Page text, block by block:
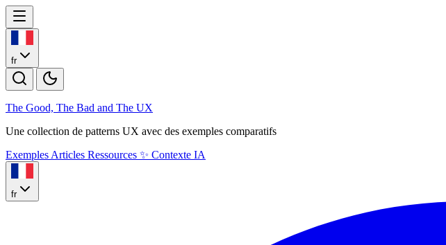
fr
The Good, The Bad and The UX
Une collection de patterns UX avec des exemples comparatifs
Exemples Articles Ressources ✨ Contexte IA
fr